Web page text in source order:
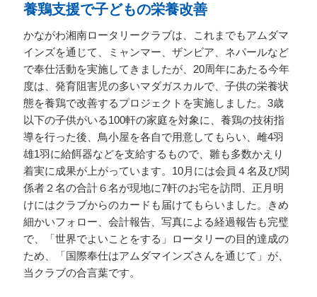
養鶏支援で子どもの栄養改善
かながわ湘南ロータリークラブは、これまでもアムダマ
インズを通じて、ミャンマー、ザンビア、ネパールなど
で奉仕活動を実施してきましたが、20周年にあたる今年
度は、発育阻害児の多いマダガスカルで、子供の栄養状
態を養鶏で改善するプロジェクトを実施しました。3歳
以下の子供がいる100軒の家庭を対象に、養鶏の技術指
導を行った後、鳥小屋を各自で用意してもらい、雌4羽
雄1羽に給餌器などを支給するもので、雛も多数かえり
着実に成果が上がっています。10月には会員４名及び関
係者２名の合計６名が現地に7軒のお宅を訪問、正月明
けにはクラブからのカードも届けてもらいました。きめ
細かいフォロー、会計報告、写真による経過報告も完璧
で、「世界でよいことをする」ロータリーの目的達成の
ため、「国際奉仕はアムダマインズさんを通じて」が、
当クラブの合言葉です。